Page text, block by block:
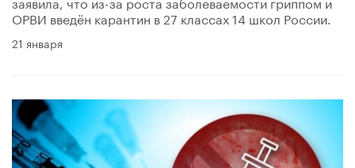
ОРВИ введён карантин в 27 классах 14 школ России.
21 января